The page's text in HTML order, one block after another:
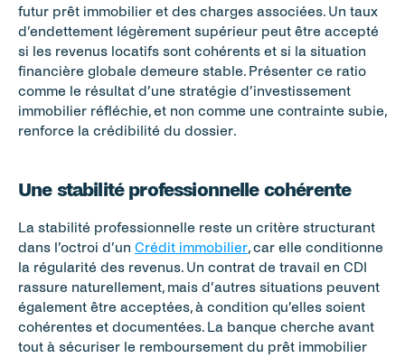
futur prêt immobilier et des charges associées. Un taux
d’endettement légèrement supérieur peut être accepté
si les revenus locatifs sont cohérents et si la situation
financière globale demeure stable. Présenter ce ratio
comme le résultat d’une stratégie d’investissement
immobilier réfléchie, et non comme une contrainte subie,
renforce la crédibilité du dossier.
Une stabilité professionnelle cohérente
La stabilité professionnelle reste un critère structurant
dans l’octroi d’un Crédit immobilier, car elle conditionne
la régularité des revenus. Un contrat de travail en CDI
rassure naturellement, mais d’autres situations peuvent
également être acceptées, à condition qu’elles soient
cohérentes et documentées. La banque cherche avant
tout à sécuriser le remboursement du prêt immobilier